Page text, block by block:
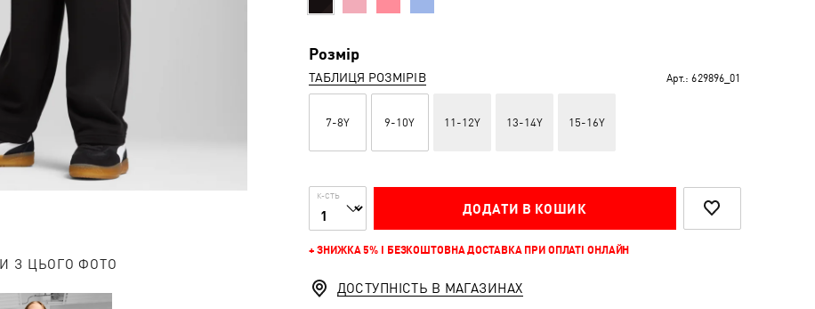
З ЦЬОГО ФОТО
Розмір
ТАБЛИЦЯ РОЗМІРІВ Арт.: 629896_01
7-8Y 9-10Y 11-12Y 13-14Y 15-16Y
К-СТЬ
ДОДАТИ В КОШИК
+ ЗНИЖКА 5% І БЕЗКОШТОВНА ДОСТАВКА ПРИ ОПЛАТІ ОНЛАЙН
ДОСТУПНІСТЬ В МАГАЗИНАХ